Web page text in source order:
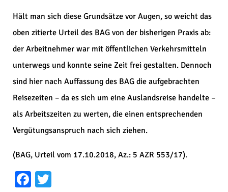
Hält man sich diese Grundsätze vor Augen, so weicht das
oben zitierte Urteil des BAG von der bisherigen Praxis ab:
der Arbeitnehmer war mit öffentlichen Verkehrsmitteln
unterwegs und konnte seine Zeit frei gestalten. Dennoch
sind hier nach Auffassung des BAG die aufgebrachten
Reisezeiten – da es sich um eine Auslandsreise handelte –
als Arbeitszeiten zu werten, die einen entsprechenden
Vergütungsanspruch nach sich ziehen.
(BAG, Urteil vom 17.10.2018, Az.: 5 AZR 553/17).
Facebook